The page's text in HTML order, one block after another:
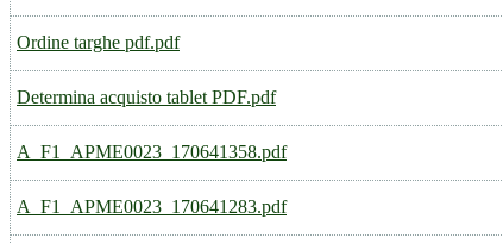
Ordine targhe pdf.pdf
Determina acquisto tablet PDF.pdf
A_F1_APME0023_170641358.pdf
A_F1_APME0023_170641283.pdf